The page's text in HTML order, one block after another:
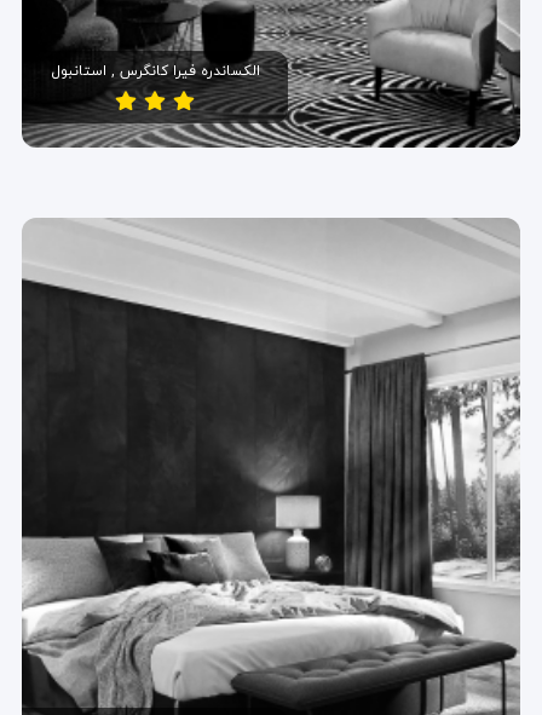
الکساندره فیرا کانگرس , استانبول